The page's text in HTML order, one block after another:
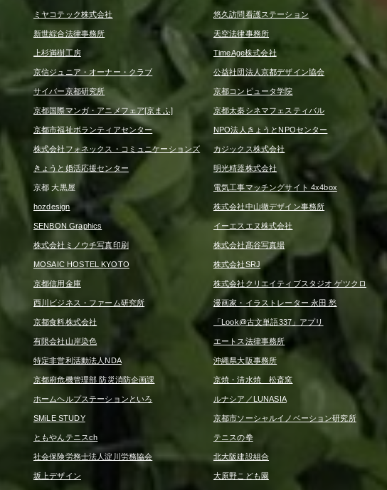
ミヤコテック株式会社 悠久訪問看護ステーション
新世綜合法律事務所 天空法律事務所
上杉満樹工房 TimeAge株式会社
京信ジュニア・オーナー・クラブ 公益社団法人京都デザイン協会
サイバー京都研究所 京都コンピュータ学院
京都国際マンガ・アニメフェア[京まふ] 京都太秦シネマフェスティバル
京都市福祉ボランティアセンター NPO法人きょうとNPOセンター
株式会社フォネックス・コミュニケーションズ カジックス株式会社
きょうと婚活応援センター 明光精器株式会社
京都 大黒屋 電気工事マッチングサイト 4x4box
hozdesign 株式会社中山徹デザイン事務所
SENBON Graphics イーエスエヌ株式会社
株式会社ミノウチ写真印刷 株式会社髙谷写真場
MOSAIC HOSTEL KYOTO 株式会社SRJ
京都信用金庫 株式会社クリエイティブスタジオ ゲツクロ
西川ビジネス・ファーム研究所 漫画家・イラストレーター 永田 愁
京都食料株式会社 「Look@古文単語337」アプリ
有限会社山岸染色 エートス法律事務所
特定非営利活動法人NDA 沖縄県大阪事務所
京都府危機管理部 防災消防企画課 京焼・清水焼 松斎窯
ホームヘルプステーションといろ ルナシア／LUNASIA
SMiLE STUDY 京都市ソーシャルイノベーション研究所
ともやんテニスch テニスの拳
社会保険労務士法人淀川労務協会 北大阪建設組合
坂上デザイン 大原野こども園